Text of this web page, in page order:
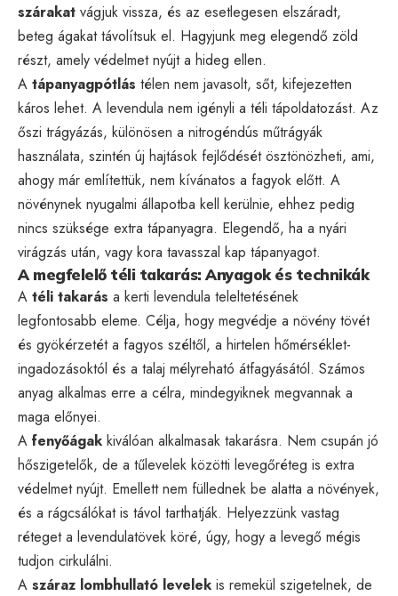
szárakat vágjuk vissza, és az esetlegesen elszáradt,
beteg ágakat távolítsuk el. Hagyjunk meg elegendő zöld
részt, amely védelmet nyújt a hideg ellen.
A tápanyagpótlás télen nem javasolt, sőt, kifejezetten
káros lehet. A levendula nem igényli a téli tápoldatozást. Az
őszi trágyázás, különösen a nitrogéndús műtrágyák
használata, szintén új hajtások fejlődését ösztönözheti, ami,
ahogy már említettük, nem kívánatos a fagyok előtt. A
növénynek nyugalmi állapotba kell kerülnie, ehhez pedig
nincs szüksége extra tápanyagra. Elegendő, ha a nyári
virágzás után, vagy kora tavasszal kap tápanyagot.
A megfelelő téli takarás: Anyagok és technikák
A téli takarás a kerti levendula teleltetésének
legfontosabb eleme. Célja, hogy megvédje a növény tövét
és gyökérzetét a fagyos széltől, a hirtelen hőmérséklet-
ingadozásoktól és a talaj mélyreható átfagyásától. Számos
anyag alkalmas erre a célra, mindegyiknek megvannak a
maga előnyei.
A fenyőágak kiválóan alkalmasak takarásra. Nem csupán jó
hőszigetelők, de a tűlevelek közötti levegőréteg is extra
védelmet nyújt. Emellett nem füllednek be alatta a növények,
és a rágcsálókat is távol tarthatják. Helyezzünk vastag
réteget a levendulatövek köré, úgy, hogy a levegő mégis
tudjon cirkulálni.
A száraz lombhullató levelek is remekül szigetelnek, de